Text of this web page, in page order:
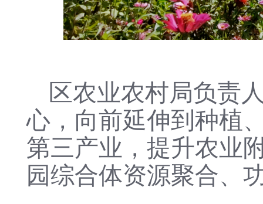
区农业农村局负责
心，向前延伸到种植
第三产业，提升农业
园综合体资源聚合、